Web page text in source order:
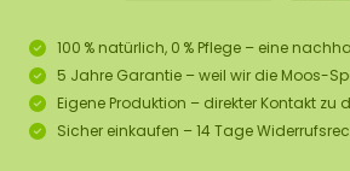
100 % natürlich, 0 % Pflege – eine
5 Jahre Garantie – weil wir die Moos-
Eigene Produktion – direkter Kontakt zu
Sicher einkaufen – 14 Tage